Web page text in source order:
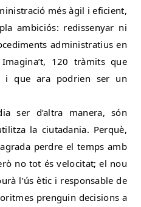
més àgil i eficient,
ambiciós: redissenyar ni
administratius en
120 tràmits que
i que ara podrien ser un
ser d’altra manera, són
la ciutadania. Perquè,
perdre el temps amb
no tot és velocitat; el nou
l’ús ètic i responsable de
prenguin decisions a